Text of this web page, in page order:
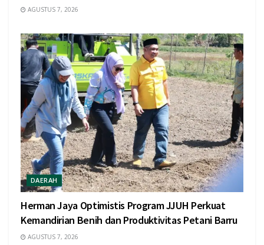
AGUSTUS 7, 2026
DAERAH
Herman Jaya Optimistis Program JJUH Perkuat
Kemandirian Benih dan Produktivitas Petani Barru
AGUSTUS 7, 2026